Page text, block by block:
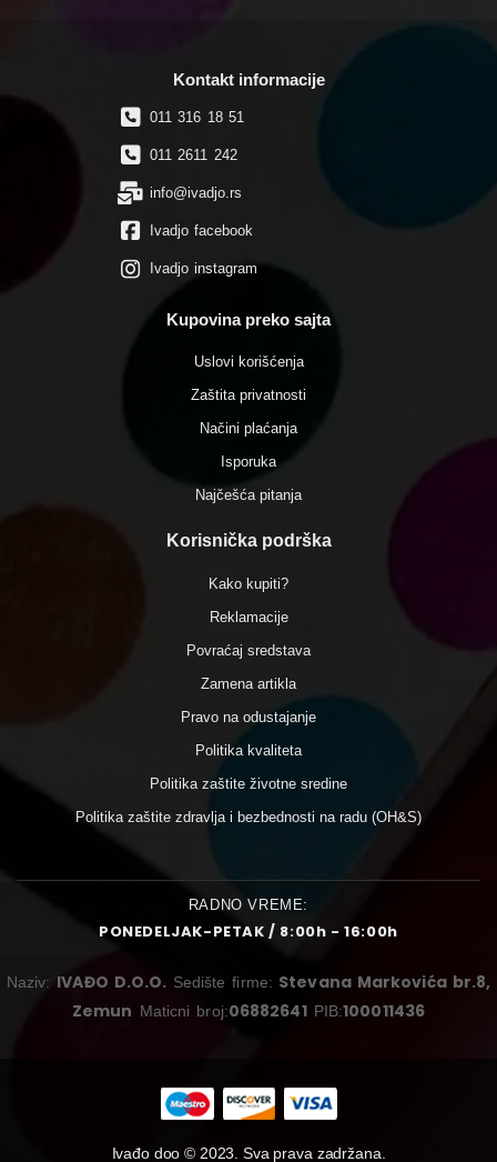
Kontakt informacije
011 316 18 51
011 2611 242
info@ivadjo.rs
Ivadjo facebook
Ivadjo instagram
Kupovina preko sajta
Uslovi korišćenja
Zaštita privatnosti
Načini plaćanja
Isporuka
Najčešća pitanja
Korisnička podrška
Kako kupiti?
Reklamacije
Povraćaj sredstava
Zamena artikla
Pravo na odustajanje
Politika kvaliteta
Politika zaštite životne sredine
Politika zaštite zdravlja i bezbednosti na radu (OH&S)
RADNO VREME:
PONEDELJAK-PETAK / 8:00h - 16:00h
Naziv: IVAĐO D.O.O. Sedište firme: Stevana Markovića br.8,
Zemun Maticni broj:06882641PIB:100011436
Ivađo doo © 2023. Sva prava zadržana.